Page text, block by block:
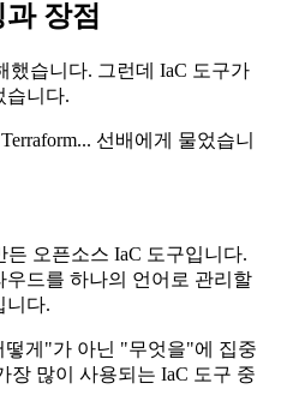
장점
했습니다. 그런데 IaC 도구가
습니다.
선배에게 물었습니
든 오픈소스 IaC 도구입니다.
우드를 하나의 언어로 관리할
니다.
게"가 아닌 "무엇을"에 집중
장 많이 사용되는 IaC 도구 중